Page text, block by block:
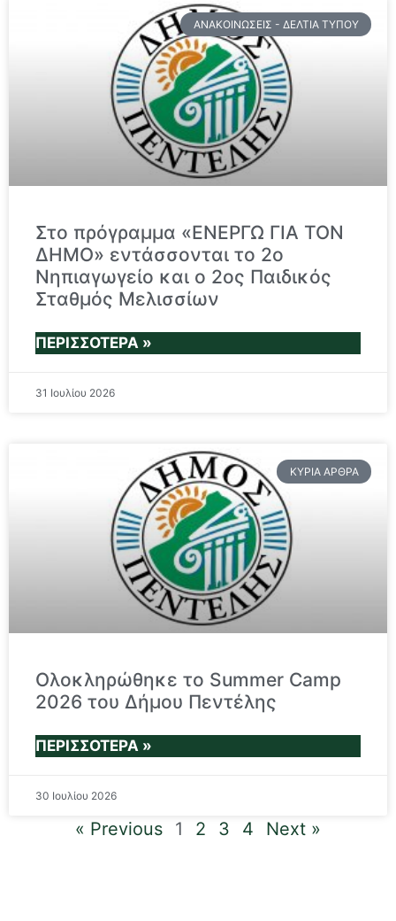
ΑΝΑΚΟΙΝΏΣΕΙΣ - ΔΕΛΤΊΑ ΤΎΠΟΥ
Στο πρόγραμμα «ΕΝΕΡΓΩ ΓΙΑ ΤΟΝ
ΔΗΜΟ» εντάσσονται το 2ο
Νηπιαγωγείο και ο 2ος Παιδικός
Σταθμός Μελισσίων
ΠΕΡΙΣΣΌΤΕΡΑ »
31 Ιουλίου 2026
ΚΎΡΙΑ ΆΡΘΡΑ
Oλοκληρώθηκε το Summer Camp
2026 του Δήμου Πεντέλης
ΠΕΡΙΣΣΌΤΕΡΑ »
30 Ιουλίου 2026
« Previous 1 2 3 4 Next »